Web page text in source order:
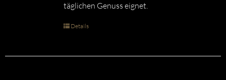
täglichen Genuss eignet.
Details